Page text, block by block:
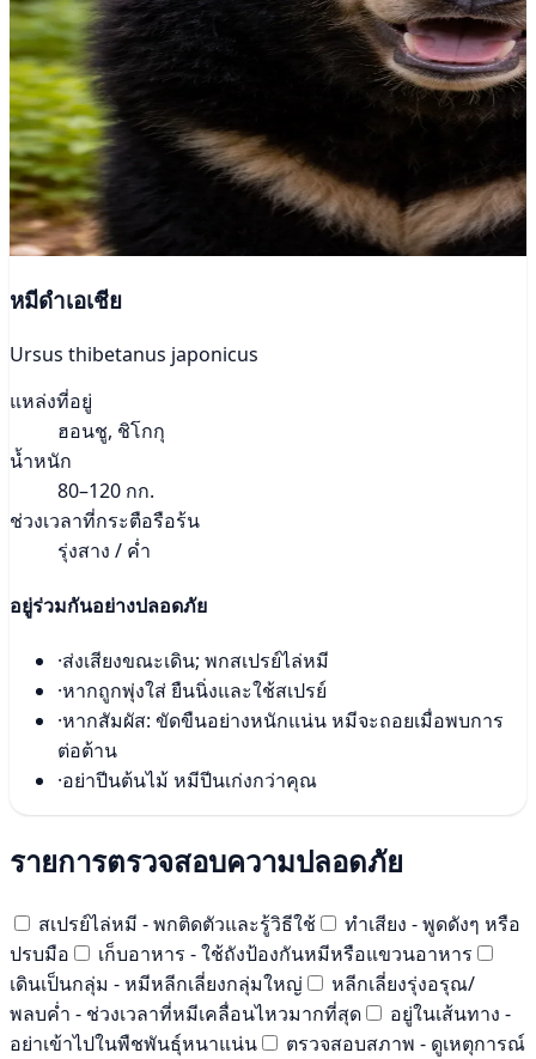
หมีดำเอเชีย
Ursus thibetanus japonicus
แหล่งที่อยู่
ฮอนชู, ชิโกกุ
น้ำหนัก
80–120 กก.
ช่วงเวลาที่กระตือรือร้น
รุ่งสาง / ค่ำ
อยู่ร่วมกันอย่างปลอดภัย
·ส่งเสียงขณะเดิน; พกสเปรย์ไล่หมี
·หากถูกพุ่งใส่ ยืนนิ่งและใช้สเปรย์
·หากสัมผัส: ขัดขืนอย่างหนักแน่น หมีจะถอยเมื่อพบการ
ต่อต้าน
·อย่าปีนต้นไม้ หมีปีนเก่งกว่าคุณ
รายการตรวจสอบความปลอดภัย
สเปรย์ไล่หมี - พกติดตัวและรู้วิธีใช้
ทำเสียง - พูดดังๆ หรือ
ปรบมือ
เก็บอาหาร - ใช้ถังป้องกันหมีหรือแขวนอาหาร
เดินเป็นกลุ่ม - หมีหลีกเลี่ยงกลุ่มใหญ่
หลีกเลี่ยงรุ่งอรุณ/
พลบค่ำ - ช่วงเวลาที่หมีเคลื่อนไหวมากที่สุด
อยู่ในเส้นทาง -
อย่าเข้าไปในพืชพันธุ์หนาแน่น
ตรวจสอบสภาพ - ดูเหตุการณ์